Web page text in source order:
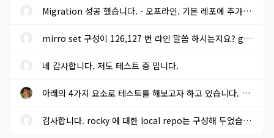
Migration 성공 했습니다. - 오프라인. 기본 레포에 추가적으로 extra...
mirro set 구성이 126,127 번 라인 말씀 하시는지요? gpg key sms 117...
네 감사합니다. 저도 테스트 중 입니다.
아래의 4가지 요소로 테스트를 해보고자 하고 있습니다. 결과가 나오...
감사합니다. rocky 에 대한 local repo는 구성해 두었습니다.